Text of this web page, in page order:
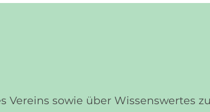
sowie über Wissenswertes